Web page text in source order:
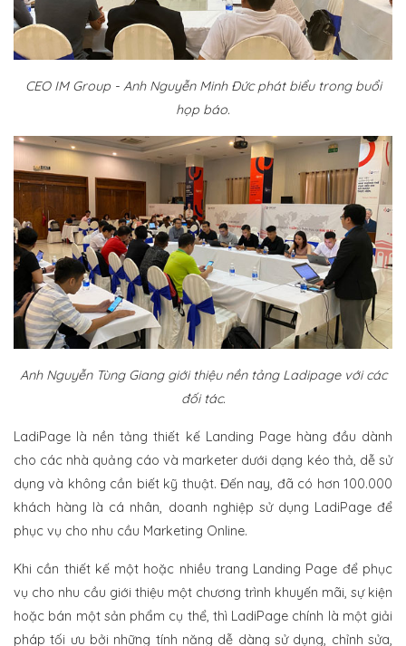
CEO IM Group - Anh Nguyễn Minh Đức phát biểu trong buổi
họp báo.
Anh Nguyễn Tùng Giang giới thiệu nền tảng Ladipage với các
đối tác.
LadiPage là nền tảng thiết kế Landing Page hàng đầu dành
cho các nhà quảng cáo và marketer dưới dạng kéo thả, dễ sử
dụng và không cần biết kỹ thuật. Đến nay, đã có hơn 100.000
khách hàng là cá nhân, doanh nghiệp sử dụng LadiPage để
phục vụ cho nhu cầu Marketing Online.
Khi cần thiết kế một hoặc nhiều trang Landing Page để phục
vụ cho nhu cầu giới thiệu một chương trình khuyến mãi, sự kiện
hoặc bán một sản phẩm cụ thể, thì LadiPage chính là một giải
pháp tối ưu bởi những tính năng dễ dàng sử dụng, chỉnh sửa,